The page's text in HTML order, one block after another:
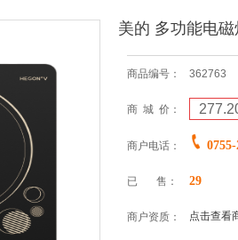
美的 多功能电
商品编号： 362763
商 城 价：
商户电话：
已 售： 29
商户资质： 点击查看